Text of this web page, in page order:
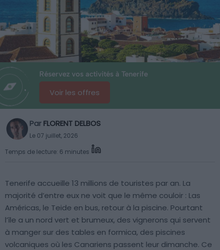
Réservez vos activités à Tenerife
Voir les offres
Par FLORENT DELBOS
Le 07 juillet, 2026
Temps de lecture: 6 minutes
Tenerife accueille 13 millions de touristes par an. La
majorité d’entre eux ne voit que le même couloir : Las
Américas, le Teide en bus, retour à la piscine. Pourtant
l’île a un nord vert et brumeux, des vignerons qui servent
à manger sur des tables en formica, des piscines
volcaniques où les Canariens passent leur dimanche. Ce